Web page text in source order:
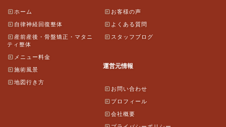
ホーム
自律神経回復整体
産前産後・骨盤矯正・マタニ
ティ整体
メニュー料金
施術風景
地図行き方
お客様の声
よくある質問
スタッフブログ
運営元情報
お問い合わせ
プロフィール
会社概要